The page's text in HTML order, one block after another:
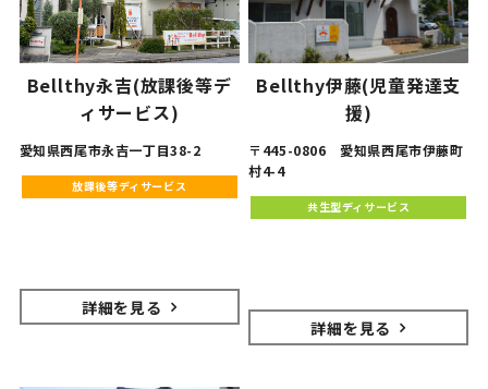
Bellthy永吉(放課後等デ
ィサービス)
愛知県西尾市永吉一丁目38-2
放課後等ディサービス
詳細を見る
Bellthy伊藤(児童発達支
援)
〒445-0806 愛知県西尾市伊藤町
村4-4
共生型ディサービス
詳細を見る